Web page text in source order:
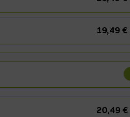
19,49 €
20,49 €